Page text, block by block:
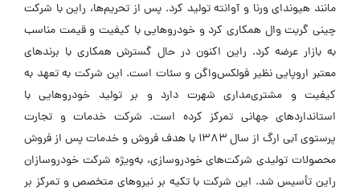
مانند هیوندای ورنا و آوانته تولید کرد. پس از تحریم‌ها، راین با شرکت
چینی گریت وال همکاری کرد و خودروهایی با کیفیت و قیمت مناسب
به بازار عرضه کرد. راین اکنون در حال گسترش همکاری با برندهای
معتبر اروپایی نظیر فولکس‌واگن و سئات است. این شرکت به تعهد به
کیفیت و مشتری‌مداری شهرت دارد و بر تولید خودروهایی با
استانداردهای جهانی تمرکز کرده است. شرکت خدمات و تجارت
پرستوی آبی ارگ از سال ۱۳۸۳ با هدف فروش و خدمات پس از فروش
محصولات تولیدی شرکت‌های خودروسازی، به‌ویژه شرکت خودروسازان
راین تأسیس شد. این شرکت با تکیه بر نیروهای متخصص و تمرکز بر